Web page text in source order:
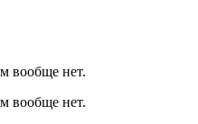
вообще нет.
вообще нет.